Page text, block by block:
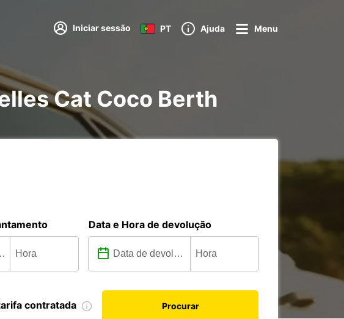
Iniciar sessão PT Ajuda Menu
Cat Coco Berth
Data e Hora de devolução
contratada Procurar